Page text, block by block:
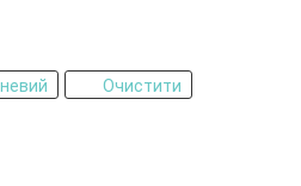
Очистити